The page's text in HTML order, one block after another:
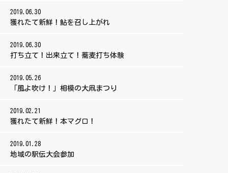
2019.06.30
獲れたて新鮮！鮎を召し上がれ
2019.06.30
打ち立て！出来立て！蕎麦打ち体験
2019.05.26
「風よ吹け！」相模の大凧まつり
2019.02.21
獲れたて新鮮！本マグロ！
2019.01.28
地域の駅伝大会参加